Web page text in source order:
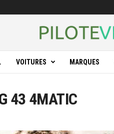
VOITURES MARQUES
43 4MATIC